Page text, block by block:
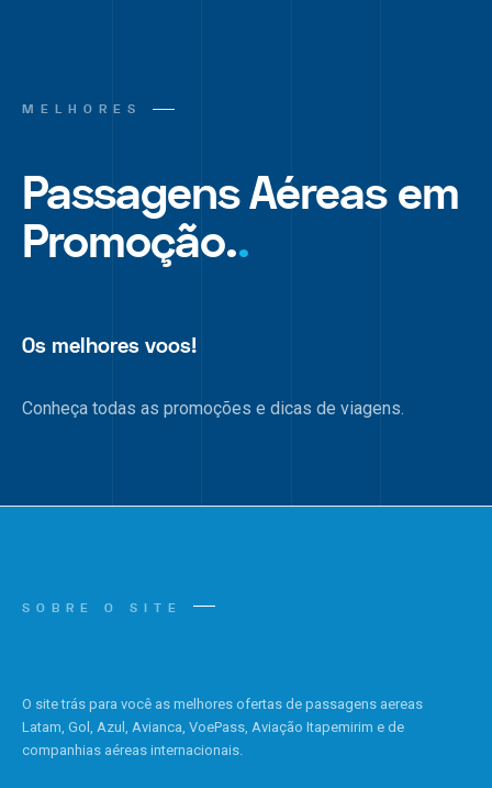
MELHORES
Passagens Aéreas em
Promoção..
Os melhores voos!
Conheça todas as promoções e dicas de viagens.
SOBRE O SITE
O site trás para você as melhores ofertas de passagens aereas
Latam, Gol, Azul, Avianca, VoePass, Aviação Itapemirim e de
companhias aéreas internacionais.